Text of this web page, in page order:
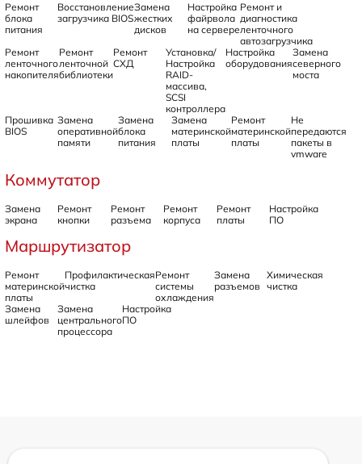
Ремонт
блока
питания
Восстановление
загрузчика BIOS
Замена
жестких
дисков
Настройка
файрвола
на сервере
Ремонт и
диагностика
ленточного
автозагрузчика
Ремонт
ленточного
накопителя
Ремонт
ленточной
библиотеки
Ремонт
СХД
Установка/
Настройка
RAID-
массива,
SCSI
контроллера
Настройка
оборудования
Замена
северного
моста
Прошивка
BIOS
Замена
оперативной
памяти
Замена
блока
питания
Замена
материнской
платы
Ремонт
материнской
платы
Не
передаются
пакеты в
vmware
Коммутатор
Замена
экрана
Ремонт
кнопки
Ремонт
разъема
Ремонт
корпуса
Ремонт
платы
Настройка
ПО
Маршрутизатор
Ремонт
материнской
платы
Профилактическая
чистка
Ремонт
системы
охлаждения
Замена
разъемов
Химическая
чистка
Замена
шлейфов
Замена
центрального
процессора
Настройка
ПО